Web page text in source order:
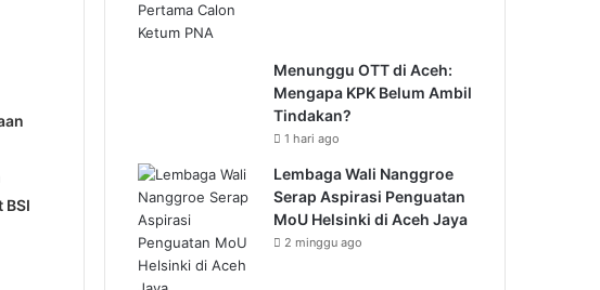
BSI
Menunggu OTT di Aceh:
Mengapa KPK Belum Ambil
Tindakan?
1 hari ago
Lembaga Wali Nanggroe
Serap Aspirasi Penguatan
MoU Helsinki di Aceh Jaya
2 minggu ago